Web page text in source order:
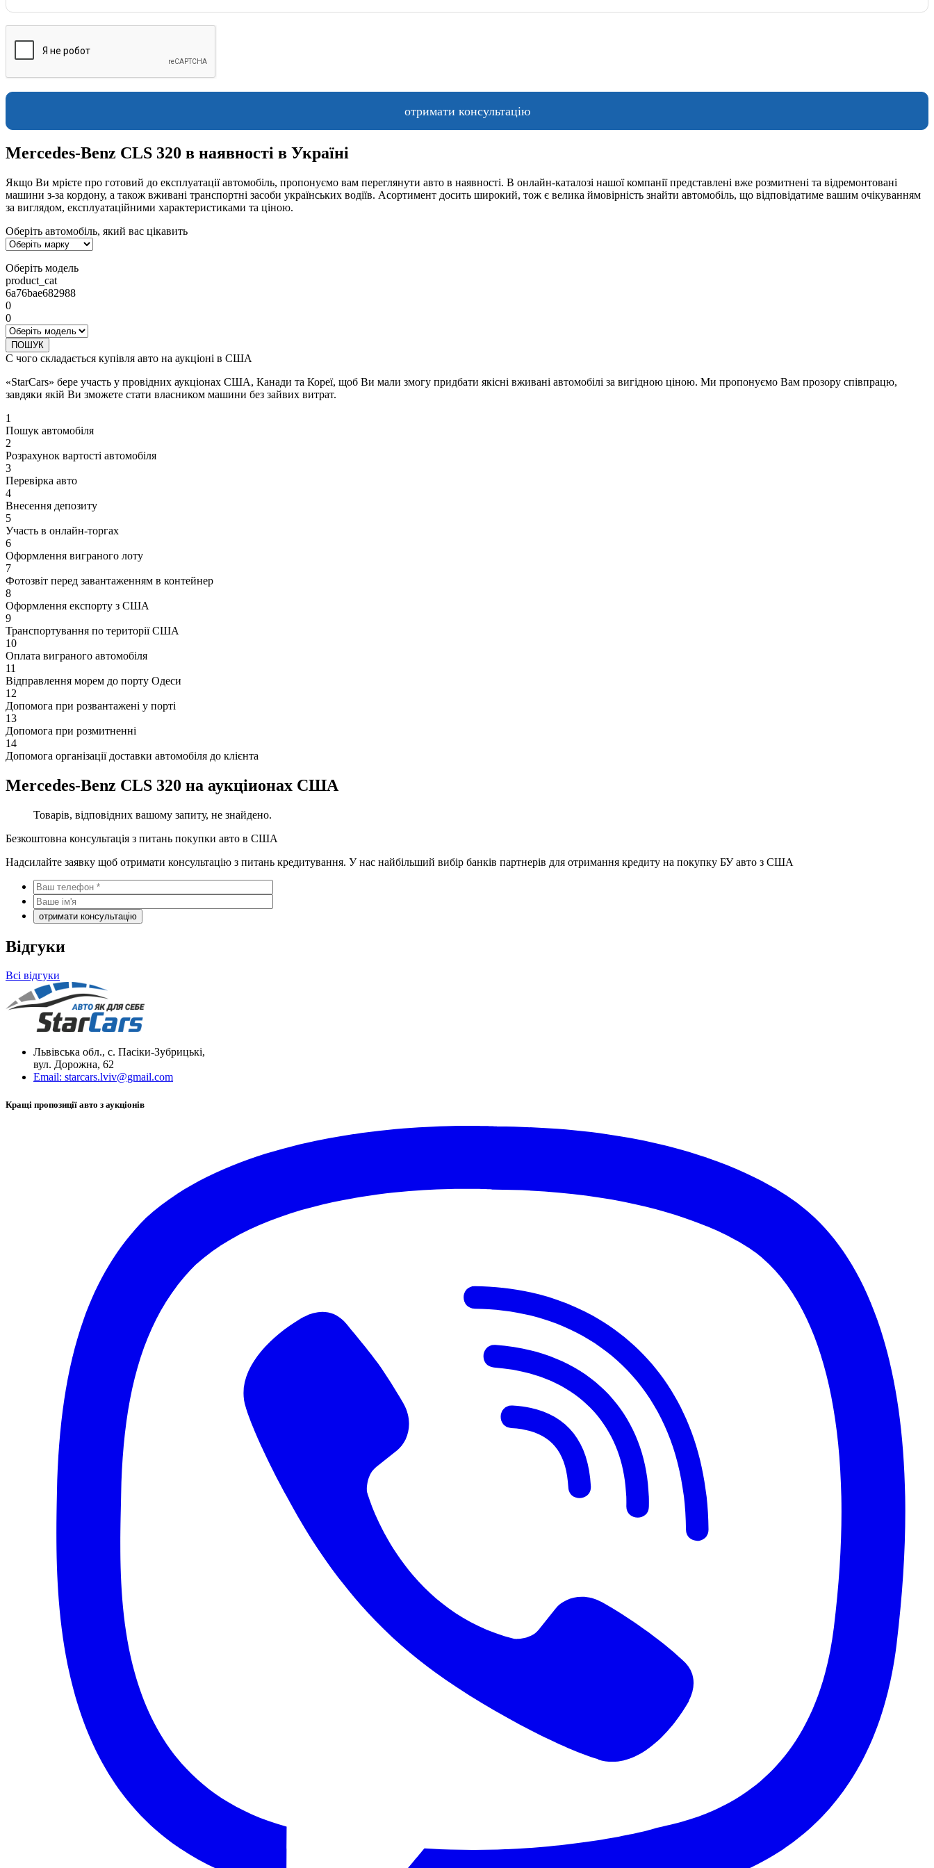
Mercedes-Benz CLS 320 в наявності в Україні
Якщо Ви мрієте про готовий до експлуатації автомобіль, пропонуємо вам переглянути авто в наявності. В онлайн-каталозі нашої компанії представлені вже розмитнені та відремонтовані
машини з-за кордону, а також вживані транспортні засоби українських водіїв. Асортимент досить широкий, тож є велика ймовірність знайти автомобіль, що відповідатиме вашим очікуванням
за виглядом, експлуатаційними характеристиками та ціною.
Оберіть автомобіль, який вас цікавить
Оберіть модель
product_cat
6a76bae682988
0
0
ПОШУК
С чого складається купівля авто на аукціоні в США
«StarCars» бере участь у провідних аукціонах США, Канади та Кореї, щоб Ви мали змогу придбати якісні вживані автомобілі за вигідною ціною. Ми пропонуємо Вам прозору співпрацю,
завдяки якій Ви зможете стати власником машини без зайвих витрат.
1
Пошук автомобіля
2
Розрахунок вартості автомобіля
3
Перевірка авто
4
Внесення депозиту
5
Участь в онлайн-торгах
6
Оформлення виграного лоту
7
Фотозвіт перед завантаженням в контейнер
8
Оформлення експорту з США
9
Транспортування по території США
10
Оплата виграного автомобіля
11
Відправлення морем до порту Одеси
12
Допомога при розвантажені у порті
13
Допомога при розмитненні
14
Допомога організації доставки автомобіля до клієнта
Mercedes-Benz CLS 320 на аукціионах США
Товарів, відповідних вашому запиту, не знайдено.
Безкоштовна консультація з питань покупки авто в США
Надсилайте заявку щоб отримати консультацію з питань кредитування. У нас найбільший вибір банків партнерів для отримання кредиту на покупку БУ авто з США
Відгуки
Всі відгуки
Львівська обл., с. Пасіки-Зубрицькі,
вул. Дорожна, 62
Email: starcars.lviv@gmail.com
Кращі пропозиції авто з аукціонів